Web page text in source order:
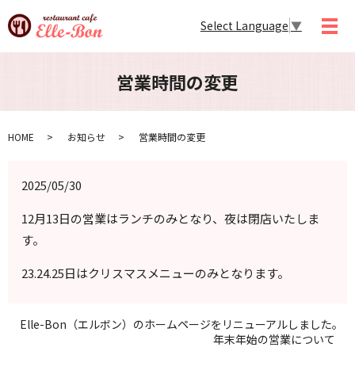
メ
Select Language ▼
営業時間の変更
HOME お知らせ 営業時間の変更
2025/05/30
12月13日の営業はランチのみとなり、夜は閉店いたしま
す。
23.24.25日はクリスマスメニューのみとなります。
Elle-Bon（エルボン）のホームページをリニューアルしました。
年末年始の営業について